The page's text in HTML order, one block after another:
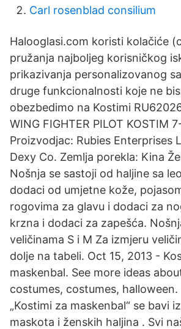
Carl rosenblad consilium
Halooglasi.com koristi kolačiće
pružanja najboljeg korisničkog
prikazivanja personalizovanog
druge funkcionalnosti koje ne
obezbedimo na Kostimi
WING FIGHTER PILOT KOSTIM
Proizvodjac: Rubies Enterprises
Dexy Co. Zemlja porekla: Kina
Nošnja se sastoji od haljine sa
dodaci od umjetne kože,
rogovima za glavu i dodaci za
krzna i dodaci za zapešća.
veličinama S i M Za izmjeru
dolje na tabeli. Oct 15, 2013 -
maskenbal. See more ideas
costumes, costumes, halloween.
„Kostimi za maskenbal“ se bavi
maskota i ženskih haljina . Svi